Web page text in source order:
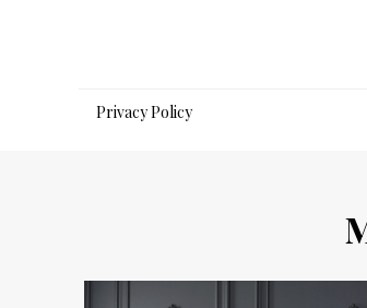
Privacy Policy